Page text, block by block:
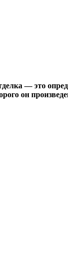
— это
он